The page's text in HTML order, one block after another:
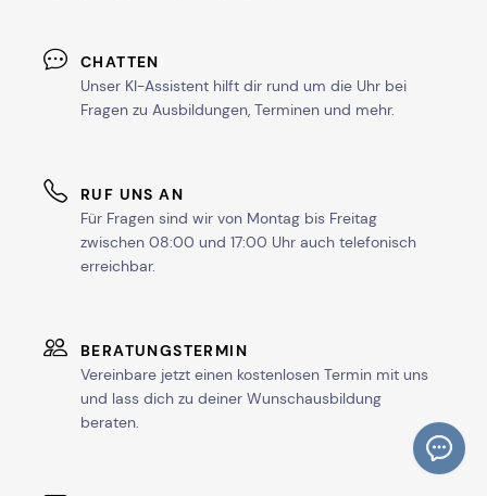
CHATTEN
Unser KI-Assistent hilft dir rund um die Uhr bei
Fragen zu Ausbildungen, Terminen und mehr.
RUF UNS AN
Für Fragen sind wir von Montag bis Freitag
zwischen 08:00 und 17:00 Uhr auch telefonisch
erreichbar.
BERATUNGSTERMIN
Vereinbare jetzt einen kostenlosen Termin mit uns
und lass dich zu deiner Wunschausbildung
beraten.